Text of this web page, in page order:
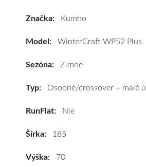
WinterCraft
185/70
88T
Značka: Kumho
Model: WinterCraft WP52 Plus
Sezóna: Zimné
Typ: Osobné/crossover + malé
RunFlat: Nie
Šírka: 185
Výška: 70